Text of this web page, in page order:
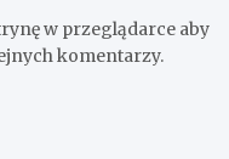
w przeglądarce aby
komentarzy.